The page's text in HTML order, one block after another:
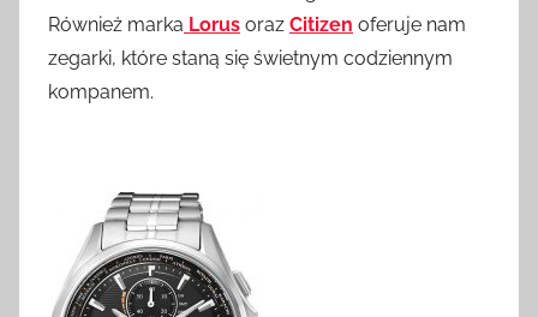
Również marka Lorus oraz Citizen oferuje nam
zegarki, które staną się świetnym codziennym
kompanem.